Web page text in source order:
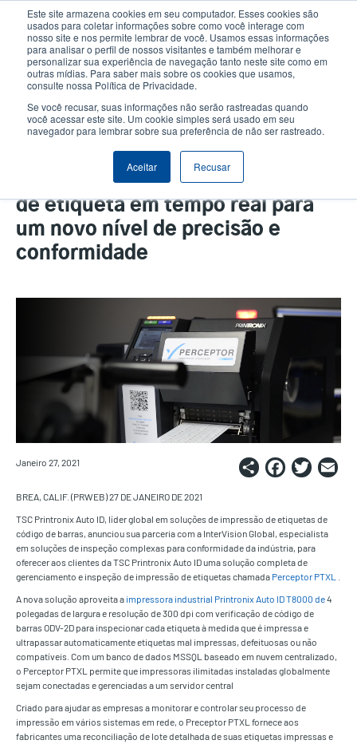
Este site armazena cookies em seu computador. Esses cookies são
usados para coletar informações sobre como você interage com
nosso site e nos permite lembrar de você. Usamos essas informações
para analisar o perfil de nossos visitantes e também melhorar e
personalizar sua experiência de navegação tanto neste site como em
outras mídias. Para saber mais sobre os cookies que usamos,
consulte nossa Política de Privacidade.
Se você recusar, suas informações não serão rastreadas quando
você acessar este site. Um cookie simples será usado em seu
navegador para lembrar sobre sua preferência de não ser rastreado.
Aceitar Recusar
conteúdo
principal
User
account
User
Header
Seletor de Produto Contactar Vendas
TSC Printronix Auto ID e
InterVision Global Partner para
trazer aos fabricantes inspeção
de etiqueta em tempo real para
um novo nível de precisão e
conformidade
Janeiro 27, 2021 Share
BREA, CALIF. (PRWEB) 27 DE JANEIRO DE 2021
TSC Printronix Auto ID, líder global em soluções de impressão de etiquetas de
código de barras, anunciou sua parceria com a InterVision Global, especialista
em soluções de inspeção complexas para conformidade da indústria, para
oferecer aos clientes da TSC Printronix Auto ID uma solução completa de
gerenciamento e inspeção de impressão de etiquetas chamada Perceptor PTXL
A nova solução aproveita a impressora industrial Printronix Auto ID T8000 de4
polegadas de largura e resolução de 300 dpi com verificação de código de
barras ODV-2D para inspecionar cada etiqueta à medida que é impressa e
ultrapassar automaticamente etiquetas mal impressas, defeituosas ou não
compatíveis. Com um banco de dados MSSQL baseado em nuvem centralizado,
o Perceptor PTXL permite que impressoras ilimitadas instaladas globalmente
sejam conectadas e gerenciadas a um servidor central
Criado para ajudar as empresas a monitorar e controlar seu processo de
impressão em vários sistemas em rede, o Preceptor PTXL fornece aos
fabricantes uma reconciliação de lote detalhada de suas etiquetas impressas e